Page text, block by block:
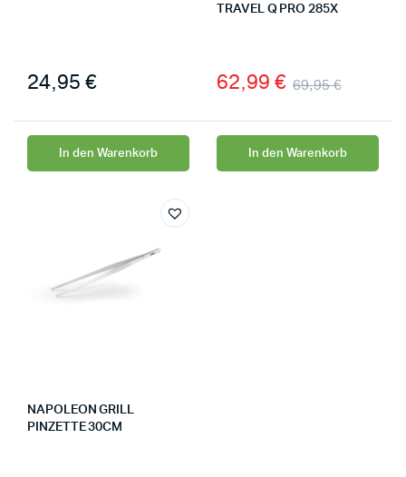
24,95 €
In den Warenkorb
TRAVEL Q PRO 285X
69,95€
62,99 €
In den Warenkorb
NAPOLEON GRILL
PINZETTE 30CM